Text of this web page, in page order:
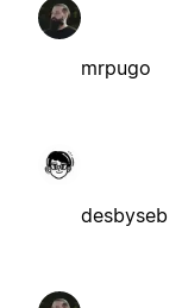
mrpugo
desbyseb